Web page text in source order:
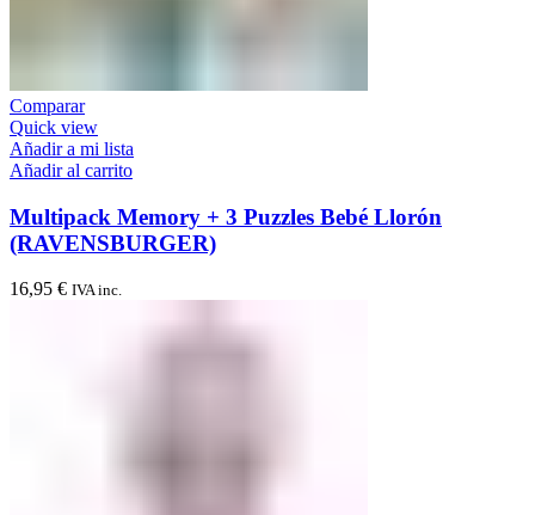
Comparar
Quick view
Añadir a mi lista
Añadir al carrito
Multipack Memory + 3 Puzzles Bebé Llorón
(RAVENSBURGER)
16,95 € IVA inc.